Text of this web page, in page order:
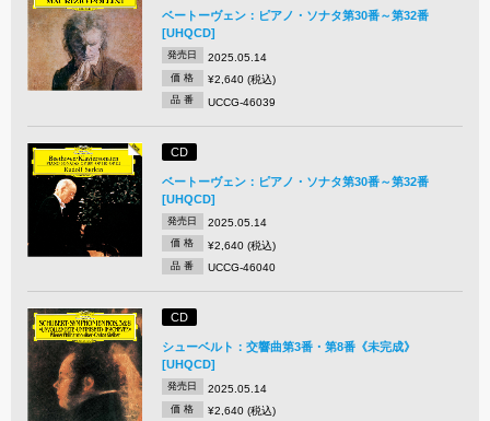
ベートーヴェン：ピアノ・ソナタ第30番～第32番
[UHQCD]
発売日 2025.05.14
価 格 ¥2,640 (税込)
品 番 UCCG-46039
CD
ベートーヴェン：ピアノ・ソナタ第30番～第32番
[UHQCD]
発売日 2025.05.14
価 格 ¥2,640 (税込)
品 番 UCCG-46040
CD
シューベルト：交響曲第3番・第8番《未完成》
[UHQCD]
発売日 2025.05.14
価 格 ¥2,640 (税込)